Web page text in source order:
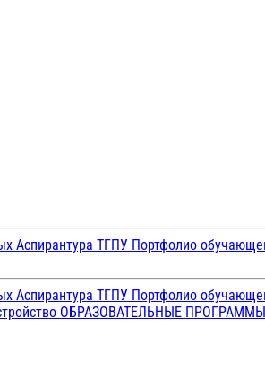
Аспирантура ТГПУ Портфолио
Аспирантура ТГПУ Портфолио
ОБРАЗОВАТЕЛЬНЫЕ ПРОГРАММЫ